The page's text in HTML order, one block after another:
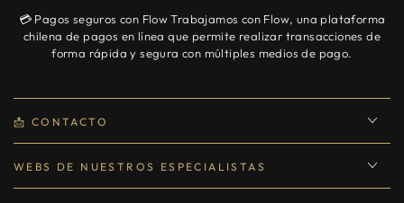
💳 Pagos seguros con Flow Trabajamos con Flow, una plataforma
chilena de pagos en línea que permite realizar transacciones de
forma rápida y segura con múltiples medios de pago.
📩 CONTACTO
WEBS DE NUESTROS ESPECIALISTAS